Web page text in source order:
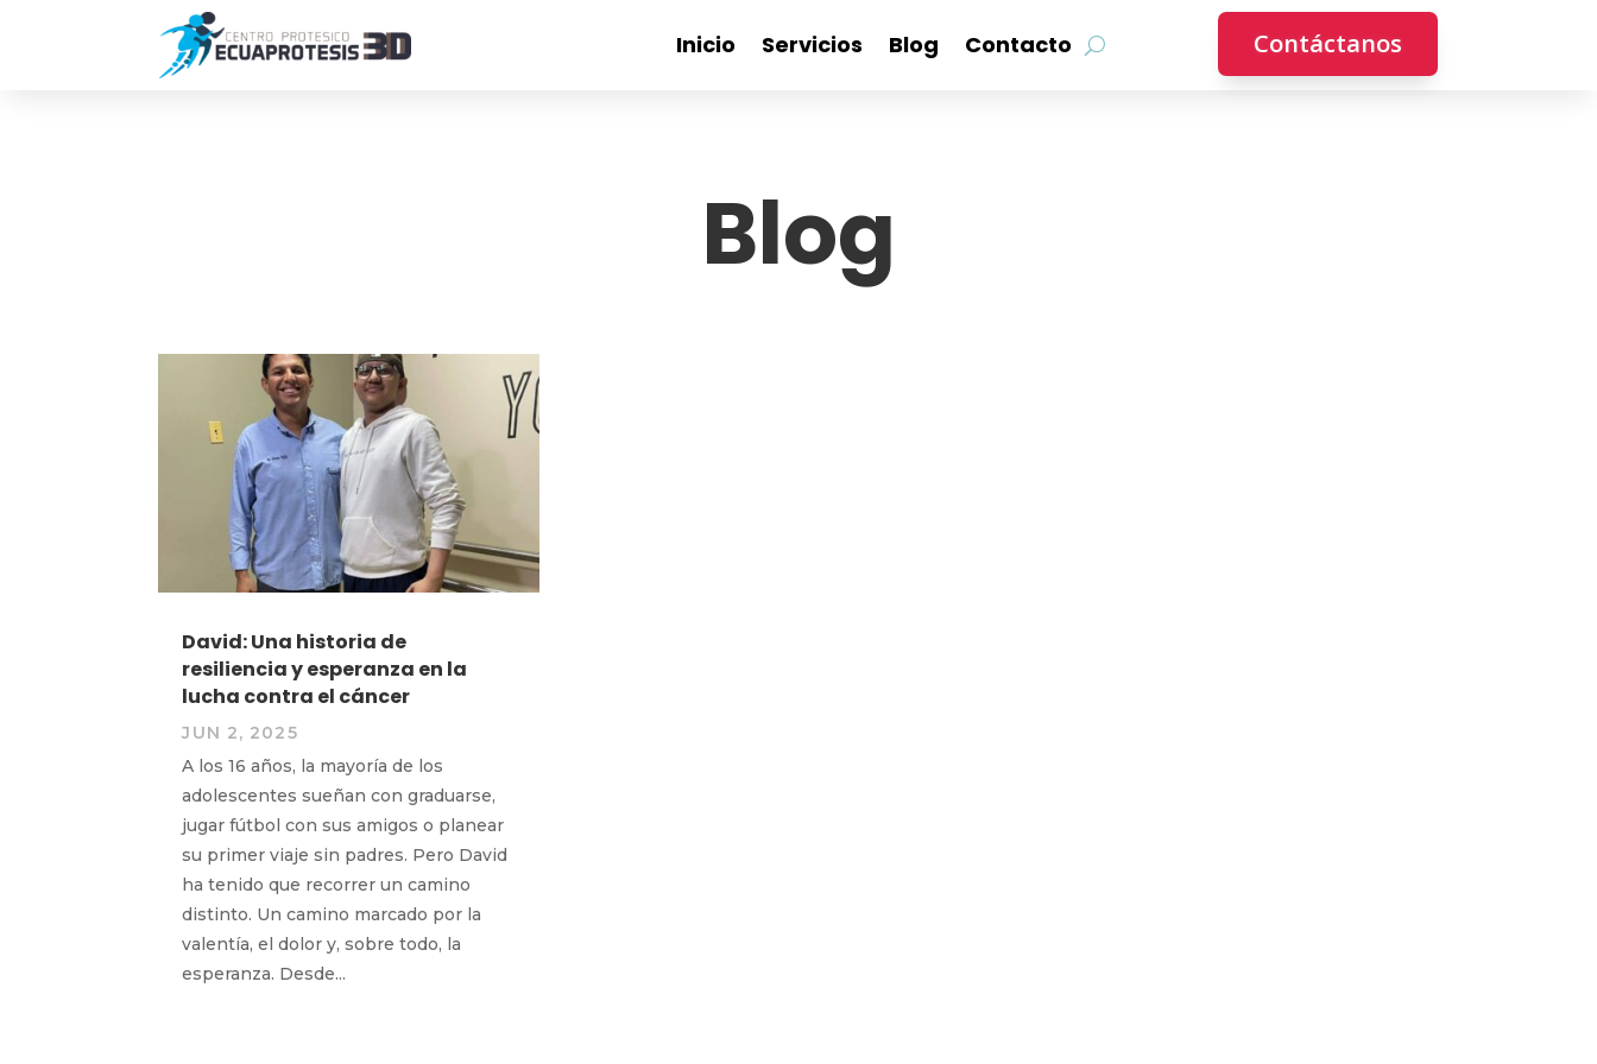
Inicio Servicios Blog Contacto Contáctanos
Blog
David: Una historia de
resiliencia y esperanza en la
lucha contra el cáncer
JUN 2, 2025
A los 16 años, la mayoría de los
adolescentes sueñan con graduarse,
jugar fútbol con sus amigos o planear
su primer viaje sin padres. Pero David
ha tenido que recorrer un camino
distinto. Un camino marcado por la
valentía, el dolor y, sobre todo, la
esperanza. Desde...